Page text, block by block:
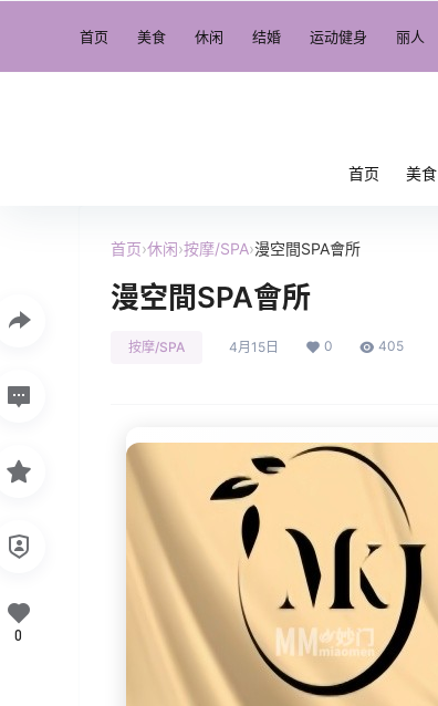
首页 美食 休闲 结婚 运动健身 丽人
首页 美食
首页›休闲›按摩/SPA›漫空間SPA會所
漫空間SPA會所
按摩/SPA 4月15日 0 405
0